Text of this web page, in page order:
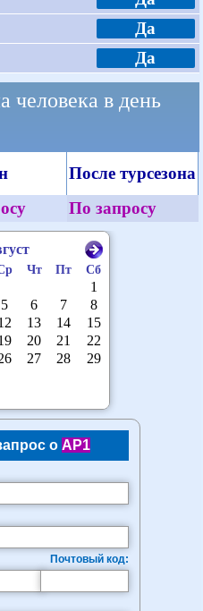
Да
Да
человека в день
После турсезона
По запросу
оAP1
Почтовый код: